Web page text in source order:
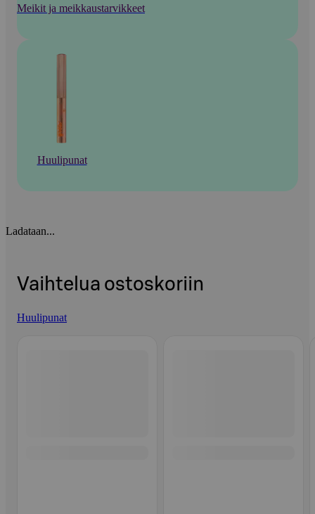
Meikit ja meikkaustarvikkeet
Huulipunat
Ladataan...
Vaihtelua ostoskoriin
Huulipunat